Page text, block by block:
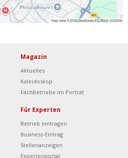
Magazin
Aktuelles
Kaleidoskop
Fachbetriebe im Porträt
Für Experten
Betrieb eintragen
Business-Eintrag
Stellenanzeigen
Expertenportal